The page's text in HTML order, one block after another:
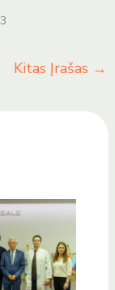
Kitas Įrašas →